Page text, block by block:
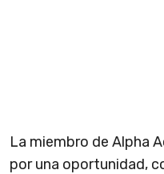
La miembro de Alpha
por una oportunidad,